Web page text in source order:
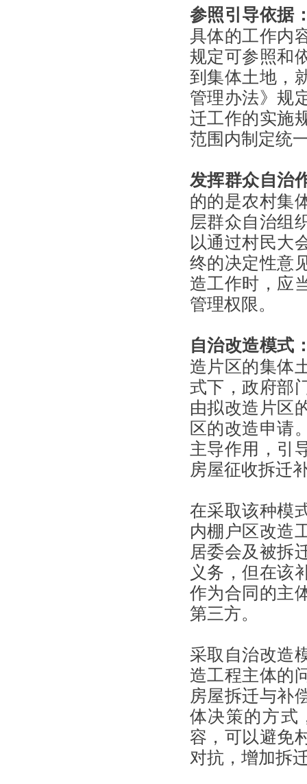
参照引导依据
具体的工作内
规定可参照和
到集体土地，
管理办法》规
迁工作的实施
范围内制定统
发挥群众自治
的的是农村集
层群众自治组
以通过村民大
终的决定性意
造工作时，应
管理权限。
自治改造模式
造片区的集体
式下，政府部
由拟改造片区
区的改造申请
主导作用，引
房屋征收拆迁
在采取该种模
内棚户区改造
居委会及被拆
义务，但在该
作为合同的主
第三方。
采取自治改造
造工程主体的
房屋拆迁与补
体决策的方式
容，可以避免
对抗，增加拆